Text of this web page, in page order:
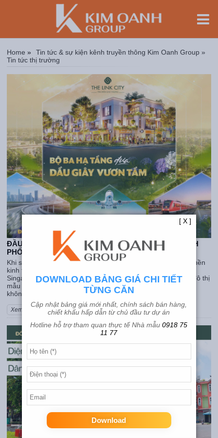
Home »
Tin tức & sự kiện kênh truyền thông Kim Oanh Group »
Tin tức thị trường
ĐẦU TƯ ĐÔ THỊ MẪU SINGAPORE GIỮA LÒNG THÀNH
PHỐ VỆ TINH SÂN BAY QUỐC TẾ
Khi sân bay quốc tế trở thành động lực tăng trưởng mới của nền
kinh tế, những đô thị vệ tinh được quy hoạch theo chuẩn
Singapore sẽ là nơi hội tụ dòng vốn thông minh. Đầu tư vào đô thị
mẫu Singapore giữa lòng thành phố vệ tinh sân bay quốc tế
không chỉ là lựa chọn thời điểm, mà là lựa chọn đúng xu h
Xem thêm
[ X ]
DOWNLOAD BẢNG GIÁ CHI TIẾT
TỪNG CĂN
Cập nhật bảng giá mới nhất, chính sách bán hàng,
chiết khấu hấp dẫn từ chủ đầu tư dự án
Hotline hỗ trợ tham quan thực tế Nhà mẫu 0918 75
11 77
Download